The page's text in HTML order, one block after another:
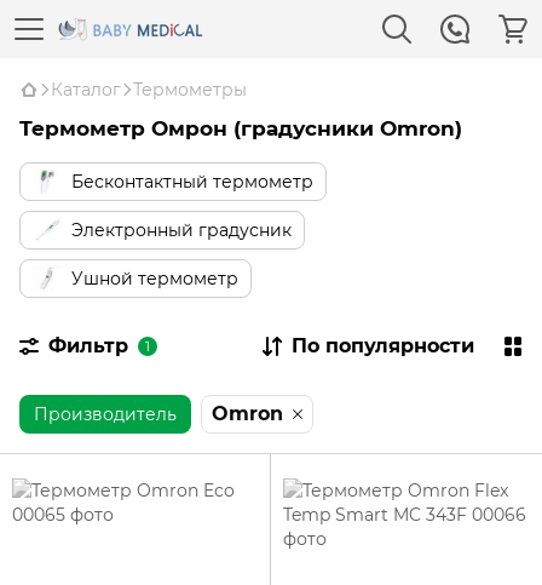
Каталог Термометры
Термометр Омрон (градусники Omron)
Бесконтактный термометр
Электронный градусник
Ушной термометр
Фильтр 1 По популярности
Производитель Omron